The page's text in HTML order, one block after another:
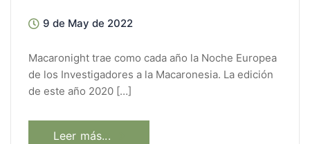
9 de May de 2022
Macaronight trae como cada año la Noche Europea
de los Investigadores a la Macaronesia. La edición
de este año 2020 […]
Leer más...